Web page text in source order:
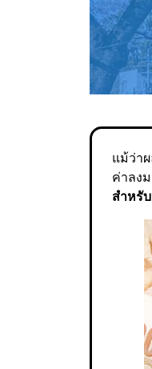
แม้ว่า
ค่าลง
สำหรั